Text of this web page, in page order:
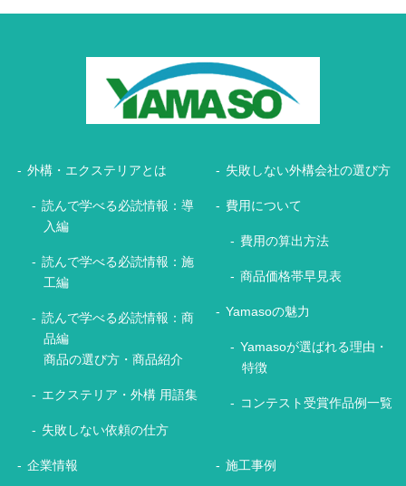
外構・エクステリアとは
読んで学べる必読情報：導
入編
読んで学べる必読情報：施
工編
読んで学べる必読情報：商
品編
商品の選び方・商品紹介
エクステリア・外構 用語集
失敗しない依頼の仕方
失敗しない外構会社の選び方
費用について
費用の算出方法
商品価格帯早見表
Yamasoの魅力
Yamasoが選ばれる理由・
特徴
コンテスト受賞作品例一覧
企業情報 施工事例